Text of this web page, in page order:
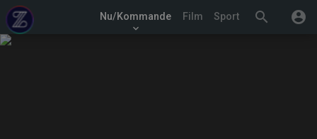
search account_circle
Nu/Kommande
keyboard_arrow_down
Film Sport